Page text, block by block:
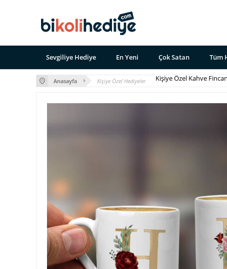
Sevgiliye Hediye En Yeni Çok Satan Tüm
Anasayfa Kişiye Özel Hediyeler Kişiye Özel Kahve